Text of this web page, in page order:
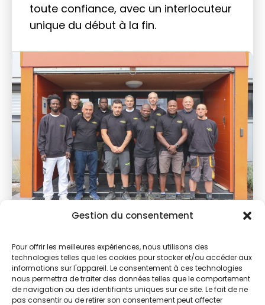
Gestion du consentement
Pour offrir les meilleures expériences, nous utilisons des
technologies telles que les cookies pour stocker et/ou accéder aux
informations sur l'appareil. Le consentement à ces technologies
nous permettra de traiter des données telles que le comportement
de navigation ou des identifiants uniques sur ce site. Le fait de ne
pas consentir ou de retirer son consentement peut affecter
toute confiance, avec un interlocuteur
unique du début à la fin.